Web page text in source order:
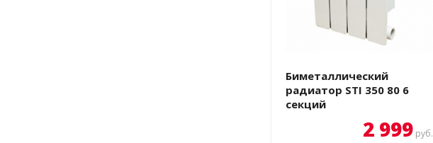
Биметаллический
радиатор STI 350 80 6
секций
2 999 руб.